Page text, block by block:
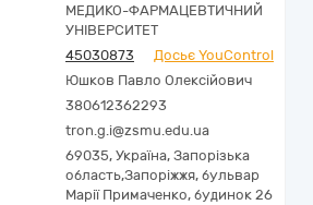
МЕДИКО-ФАРМАЦЕВТИЧНИЙ
УНІВЕРСИТЕТ
45030873
Досьє YouControl
Юшков Павло Олексійович
380612362293
tron.g.i@zsmu.edu.ua
69035, Україна, Запорізька
область,Запоріжжя, бульвар
Марії Примаченко, будинок 26